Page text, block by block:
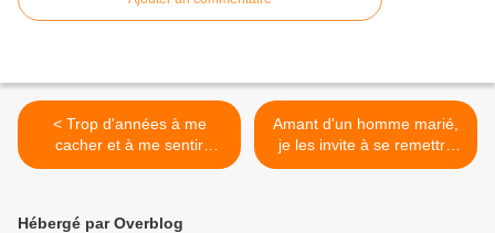
< Trop d'années à me
cacher et à me sentir
comme une merde devant
Amant d'un homme marié,
je les invite à se remettre
en cause >
Hébergé par Overblog